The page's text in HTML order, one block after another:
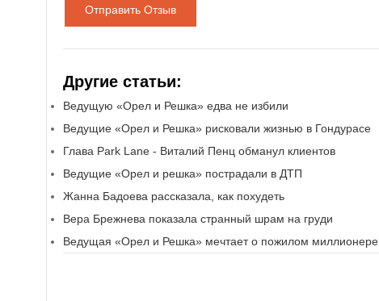
Отправить Отзыв
Другие статьи:
Ведущую «Орел и Решка» едва не избили
Ведущие «Орел и Решка» рисковали жизнью в Гондурасе
Глава Park Lane - Виталий Пенц обманул клиентов
Ведущие «Орел и решка» пострадали в ДТП
Жанна Бадоева рассказала, как похудеть
Вера Брежнева показала странный шрам на груди
Ведущая «Орел и Решка» мечтает о пожилом миллионере